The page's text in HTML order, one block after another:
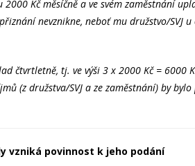
2000 Kč měsíčně a ve svém
nevznikne, neboť mu družstvo/SVJ
čtvrtletně, tj. ve výši 3 x 2000 Kč =
(z družstva/SVJ a ze zaměstnání) by
vzniká povinnost k jeho podání